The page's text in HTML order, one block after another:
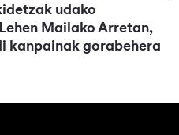
udako
Mailako Arretan,
kanpainak gorabehera